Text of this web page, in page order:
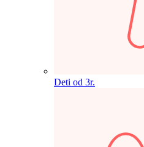
Deti od 3r.